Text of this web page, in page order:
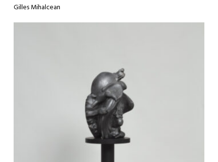
Gilles Mihalcean